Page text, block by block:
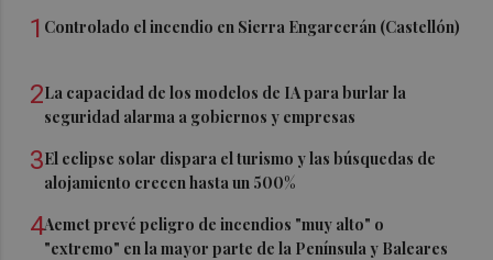
1 Controlado el incendio en Sierra Engarcerán (Castellón)
2La capacidad de los modelos de IA para burlar la
seguridad alarma a gobiernos y empresas
3El eclipse solar dispara el turismo y las búsquedas de
alojamiento crecen hasta un 500%
4Aemet prevé peligro de incendios "muy alto" o
"extremo" en la mayor parte de la Península y Baleares